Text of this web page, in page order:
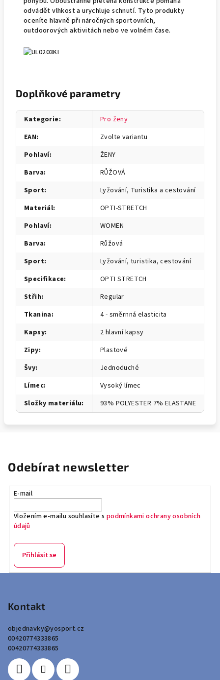
odvádět vlhkost a urychluje schnutí. Tyto produkty
oceníte hlavně při náročných sportovních,
outdoorových aktivitách nebo ve volném čase.
Doplňkové parametry
Kategorie:
Pro ženy
EAN:
Zvolte variantu
Pohlaví:
ŽENY
Barva:
RŮŽOVÁ
Sport:
Lyžování, Turistika a cestování
Materiál:
OPTI-STRETCH
Pohlaví:
WOMEN
Barva:
Růžová
Sport:
Lyžování, turistika, cestování
Specifikace:
OPTI STRETCH
Střih:
Regular
Tkanina:
4 - směrnná elasticita
Kapsy:
2 hlavní kapsy
Zipy:
Plastové
Švy:
Jednoduché
Límec:
Vysoký límec
Složky materiálu: 93% POLYESTER 7% ELASTANE
Odebírat newsletter
E-mail
Vložením e-mailu souhlasíte s podmínkami ochrany osobních
údajů
Přihlásit se
Kontakt
objednavky@yosport.cz
00420774333865
00420774333865